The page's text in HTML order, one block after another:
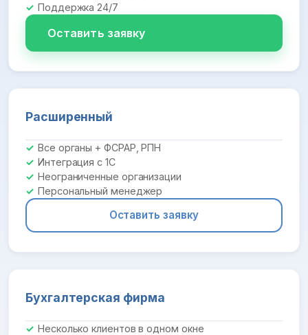
Поддержка 24/7
Оставить заявку
Расширенный
Все органы + ФСРАР, РПН
Интеграция с 1С
Неограниченные организации
Персональный менеджер
Оставить заявку
Бухгалтерская фирма
Несколько клиентов в одном окне